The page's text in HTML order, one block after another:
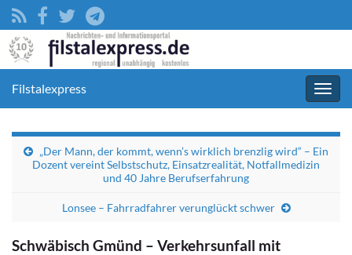
Filstalexpress
„Der Mann, der kommt, wenn’s wirklich brenzlig wird“ – Ein
Dozent vereint Selbstschutz, Einsatzrealität, Notfallmedizin
und 40 Jahre Berufserfahrung
Lonsee – Fahrradfahrer verunglückt schwer
Schwäbisch Gmünd – Verkehrsunfall mit